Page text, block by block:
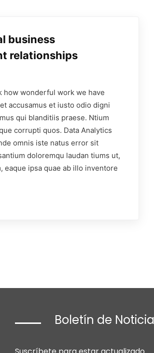
business
relationships
how wonderful work we have
accusamus et iusto odio digni
qui blanditiis praese. Ntium
corrupti quos. Data Analytics
omnis iste natus error sit
doloremqu laudan tiums ut,
eaque ipsa quae ab illo inventore
Boletín de